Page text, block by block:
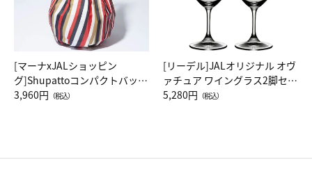
[マーナxJALショッピン
グ]Shupattoコンパクトバッグ
Drop JAL客室乗務員（LC）ス
3,960円 （税込）
[リーデル]JALオリジナル オヴ
ァチュア ワイングラス2脚セッ
ト（レッドワイン）
5,280円 （税込）